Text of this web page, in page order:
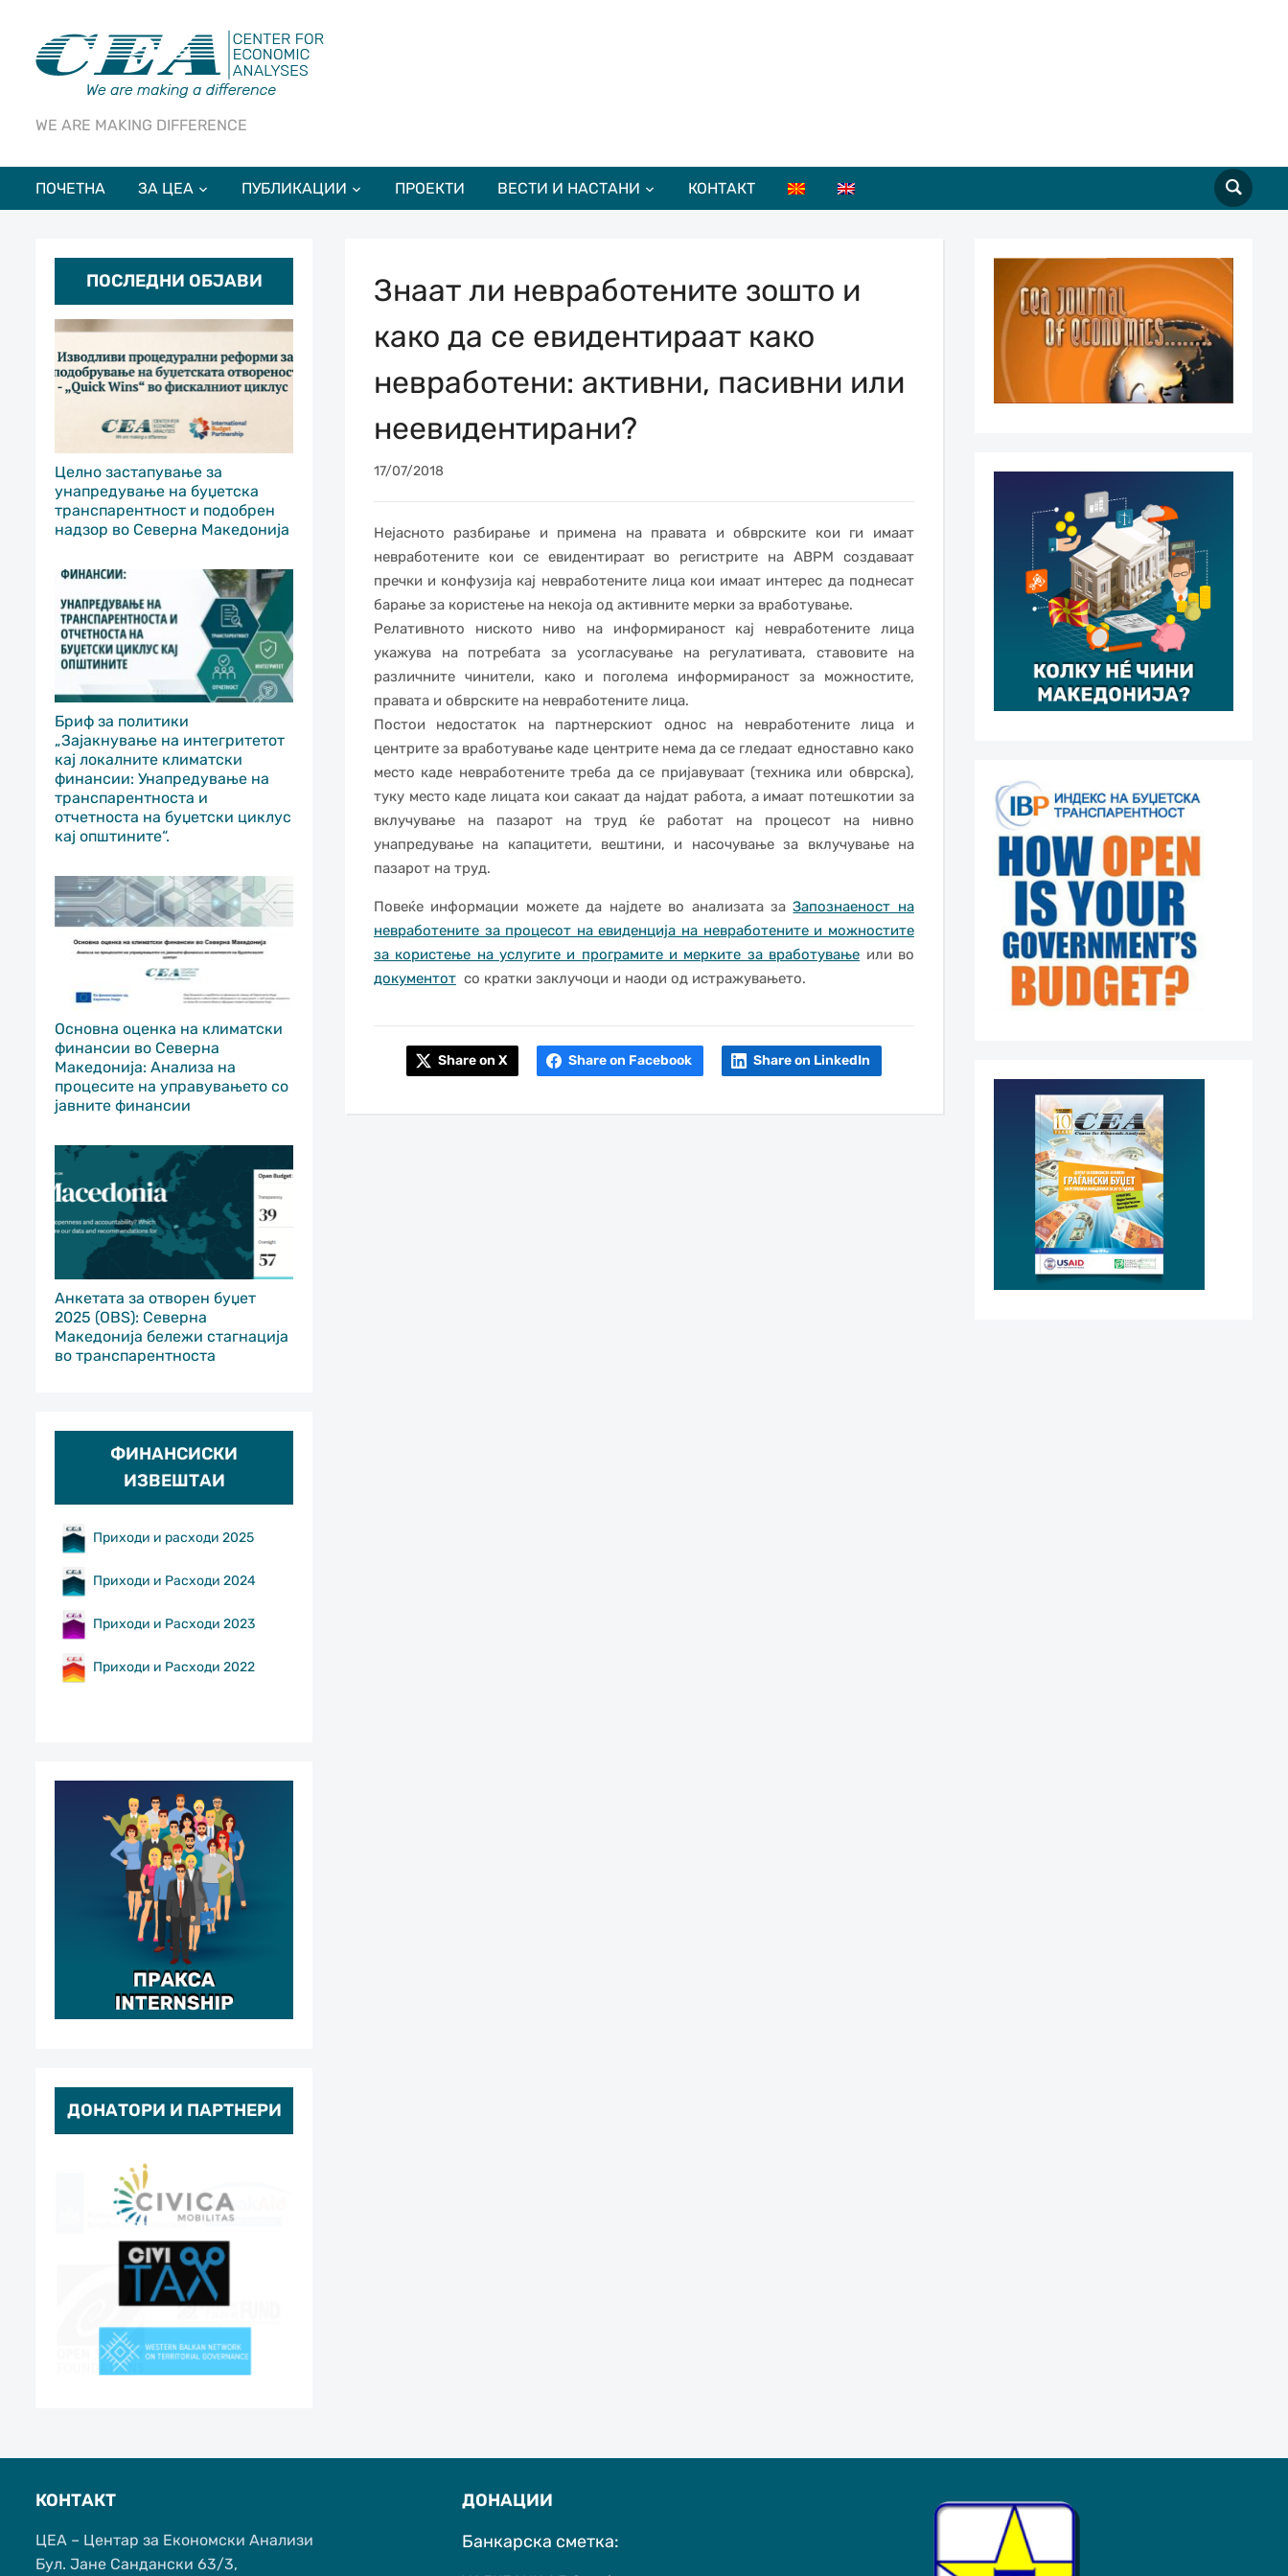
WE ARE MAKING DIFFERENCE
ПОЧЕТНА ЗА ЦЕА ПУБЛИКАЦИИ ПРОЕКТИ ВЕСТИ И НАСТАНИ КОНТАКТ
ПОСЛЕДНИ ОБЈАВИ
Целно застапување за
унапредување на буџетска
транспарентност и подобрен
надзор во Северна Македонија
Бриф за политики
„Зајакнување на интегритетот
кај локалните климатски
финансии: Унапредување на
транспарентноста и
отчетноста на буџетски циклус
кај општините“.
Основна оценка на климатски
финансии во Северна
Македонија: Анализа на
процесите на управувањето со
јавните финансии
Анкетата за отворен буџет
2025 (OBS): Северна
Македонија бележи стагнација
во транспарентноста
ФИНАНСИСКИ
ИЗВЕШТАИ
Приходи и расходи 2025
Приходи и Расходи 2024
Приходи и Расходи 2023
Приходи и Расходи 2022
ДОНАТОРИ И ПАРТНЕРИ
Знаат ли невработените зошто и
како да се евидентираат како
невработени: активни, пасивни или
неевидентирани?
17/07/2018
Нејасното разбирање и примена на правата и обврските кои ги имаат
невработените кои се евидентираат во регистрите на АВРМ создаваат
пречки и конфузија кај невработените лица кои имаат интерес да поднесат
барање за користење на некоја од активните мерки за вработување.
Релативното ниското ниво на информираност кај невработените лица
укажува на потребата за усогласување на регулативата, ставовите на
различните чинители, како и поголема информираност за можностите,
правата и обврските на невработените лица.
Постои недостаток на партнерскиот однос на невработените лица и
центрите за вработување каде центрите нема да се гледаат едноставно како
место каде невработените треба да се пријавуваат (техника или обврска),
туку место каде лицата кои сакаат да најдат работа, а имаат потешкотии за
вклучување на пазарот на труд ќе работат на процесот на нивно
унапредување на капацитети, вештини, и насочување за вклучување на
пазарот на труд.
Повеќе информации можете да најдете во анализата заЗапознаеност на
невработените за процесот на евиденција на невработените и можностите
за користење на услугите и програмите и мерките за вработување или во
документотсо кратки заклучоци и наоди од истражувањето.
Share on X Share on Facebook Share on LinkedIn
КОНТАКТ
ЦЕА – Центар за Економски Анализи
Бул. Јане Сандански 63/3,
ДОНАЦИИ
Банкарска сметка: